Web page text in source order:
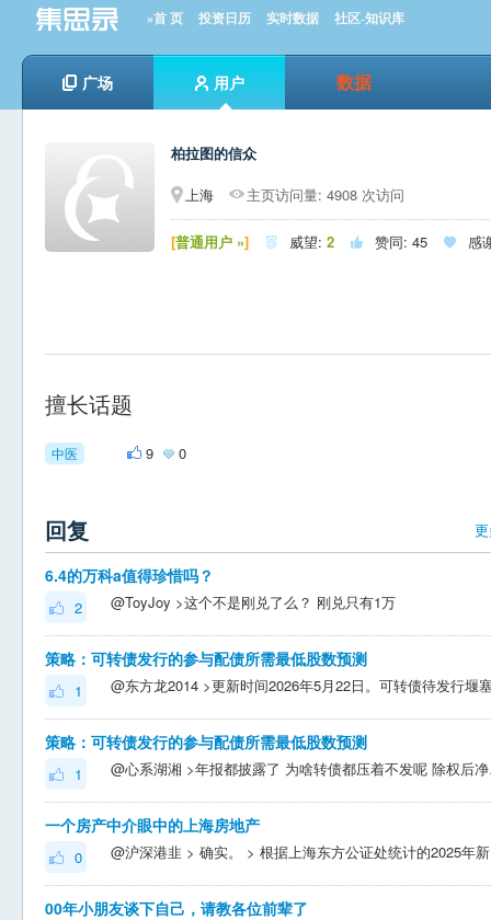
»首 页 投资日历 实时数据 社区-知识库
广场 用户 数据
柏拉图的信众
上海
主页访问量: 4908 次访问
[普通用户 »]  威望: 2  赞同: 45  感
擅长话题
中医 9 0
回复
6.4的万科a值得珍惜吗？
2 @ToyJoy >这个不是刚兑了么？ 刚兑只有1万
策略：可转债发行的参与配债所需最低股数预测
1
策略：可转债发行的参与配债所需最低股数预测
1 @心
一个房产中介眼中的上海房地产
0
00年小朋友谈下自己，请教各位前辈了